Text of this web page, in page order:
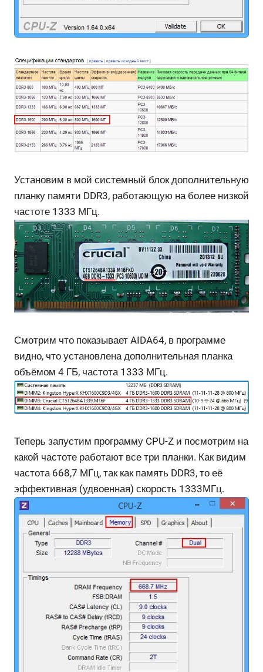
Установим в мой системный блок дополнительную
планку памяти DDR3, работающую на более низкой
частоте 1333 МГц.
Смотрим что показывает AIDA64, в программе
видно, что установлена дополнительная планка
объёмом 4 ГБ, частота 1333 МГц.
Теперь запустим программу CPU-Z и посмотрим на
какой частоте работают все три планки. Как видим
частота 668,7 МГц, так как память DDR3, то её
эффективная (удвоенная) скорость 1333МГц.